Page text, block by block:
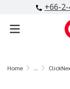
+66-
Home ...